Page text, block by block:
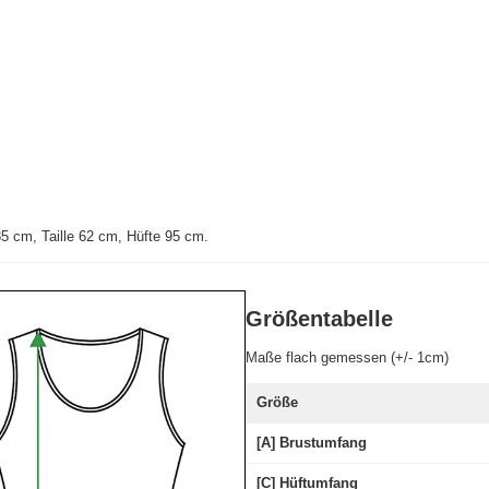
cm, Taille 62 cm, Hüfte 95 cm.
Größentabelle
Maße flach gemessen (+/- 1cm)
Größe
[A] Brustumfang
[C] Hüftumfang